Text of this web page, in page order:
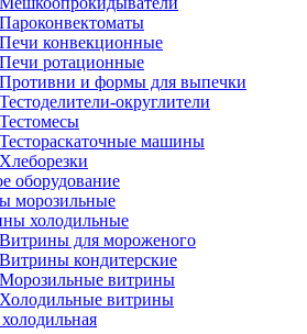
Пароконвектоматы
Печи конвекционные
Печи ротационные
Противни и формы для выпечки
Тестоделители-округлители
Тестомесы
Тестораскаточные машины
Хлеборезки
оборудование
морозильные
холодильные
Витрины для мороженого
Витрины кондитерские
Морозильные витрины
Холодильные витрины